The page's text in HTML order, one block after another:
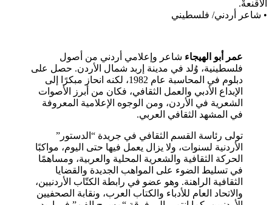
الأقنعةْ.
• شاعر أردني/ فلسطيني
عمر أبو الهيجاء شاعر وإعلامي أردني من أصول
فلسطينية، وُلد في مدينة إربد شمال الأردن. حصل على
دبلوم في المحاسبة عام 1982، لكنه انحاز مبكرًا إلى
الإبداع الأدبي والعمل الثقافي، فكان من أبرز الأصوات
الشعرية في الأردن، ومن الوجوه الإعلامية المعروفة
في المشهد الثقافي العربي.
تولى رئاسة القسم الثقافي في جريدة “الدستور”
الأردنية لسنوات، ولا يزال يعمل فيها حتى اليوم، مواكبًا
الحركة الثقافية والشعرية المحلية والعربية، ومساهمًا
في تسليط الضوء على المواهب الجديدة والقضايا
الثقافية الراهنة. وهو عضو في رابطة الكتّاب الأردنيين،
والاتحاد العام للأدباء والكتاب العرب، ونقابة الصحفيين